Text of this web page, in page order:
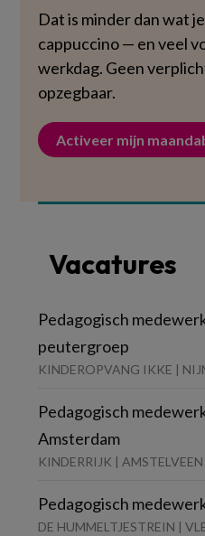
Dat is minder dan wat
cappuccino — en veel
werkdag. Geen
opzegbaar.
Activeer mijn
Vacatures
Pedagogisch
peutergroep
KINDEROPVANG IKKE |
Pedagogisch
Amsterdam
KINDERRIJK | AMSTELVEEN
Pedagogisch
DE HUMMELTJESTREIN |